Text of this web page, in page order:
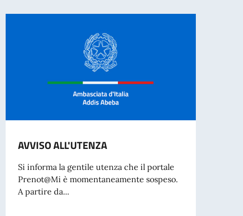
AVVISO ALL'UTENZA
Si informa la gentile utenza che il portale
Prenot@Mi è momentaneamente sospeso.
A partire da...